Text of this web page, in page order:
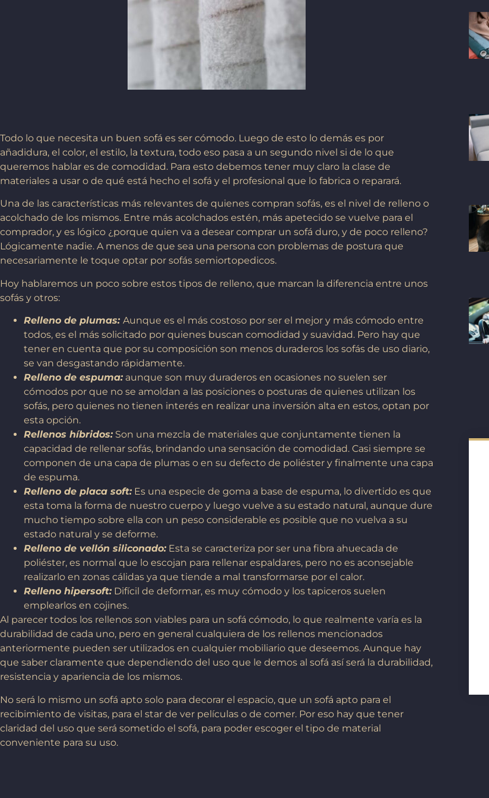
Todo lo que necesita un buen sofá es ser cómodo. Luego de esto lo demás es por
añadidura, el color, el estilo, la textura, todo eso pasa a un segundo nivel si de lo que
queremos hablar es de comodidad. Para esto debemos tener muy claro la clase de
materiales a usar o de qué está hecho el sofá y el profesional que lo fabrica o reparará.
Una de las características más relevantes de quienes compran sofás, es el nivel de relleno o
acolchado de los mismos. Entre más acolchados estén, más apetecido se vuelve para el
comprador, y es lógico ¿porque quien va a desear comprar un sofá duro, y de poco relleno?
Lógicamente nadie. A menos de que sea una persona con problemas de postura que
necesariamente le toque optar por sofás semiortopedicos.
Hoy hablaremos un poco sobre estos tipos de relleno, que marcan la diferencia entre unos
sofás y otros:
Relleno de plumas: Aunque es el más costoso por ser el mejor y más cómodo entre
todos, es el más solicitado por quienes buscan comodidad y suavidad. Pero hay que
tener en cuenta que por su composición son menos duraderos los sofás de uso diario,
se van desgastando rápidamente.
Relleno de espuma:aunque son muy duraderos en ocasiones no suelen ser
cómodos por que no se amoldan a las posiciones o posturas de quienes utilizan los
sofás, pero quienes no tienen interés en realizar una inversión alta en estos, optan por
esta opción.
Rellenos híbridos:Son una mezcla de materiales que conjuntamente tienen la
capacidad de rellenar sofás, brindando una sensación de comodidad. Casi siempre se
componen de una capa de plumas o en su defecto de poliéster y finalmente una capa
de espuma.
Relleno de placa soft:Es una especie de goma a base de espuma, lo divertido es que
esta toma la forma de nuestro cuerpo y luego vuelve a su estado natural, aunque dure
mucho tiempo sobre ella con un peso considerable es posible que no vuelva a su
estado natural y se deforme.
Relleno de vellón siliconado:Esta se caracteriza por ser una fibra ahuecada de
poliéster, es normal que lo escojan para rellenar espaldares, pero no es aconsejable
realizarlo en zonas cálidas ya que tiende a mal transformarse por el calor.
Relleno hipersoft:Difícil de deformar, es muy cómodo y los tapiceros suelen
emplearlos en cojines.
Al parecer todos los rellenos son viables para un sofá cómodo, lo que realmente varía es la
durabilidad de cada uno, pero en general cualquiera de los rellenos mencionados
anteriormente pueden ser utilizados en cualquier mobiliario que deseemos. Aunque hay
que saber claramente que dependiendo del uso que le demos al sofá así será la durabilidad,
resistencia y apariencia de los mismos.
No será lo mismo un sofá apto solo para decorar el espacio, que un sofá apto para el
recibimiento de visitas, para el star de ver películas o de comer. Por eso hay que tener
claridad del uso que será sometido el sofá, para poder escoger el tipo de material
conveniente para su uso.